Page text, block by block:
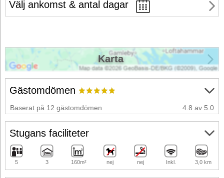
Välj ankomst & antal dagar
Gästomdömen
Baserat på 12 gästomdömen 4.8 av 5.0
Stugans faciliteter
5 3 160m² nej nej Inkl. 3,0 km
Karta